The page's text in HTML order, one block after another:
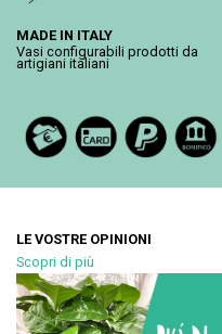
MADE IN ITALY
Vasi configurabili prodotti da
artigiani italiani
LE VOSTRE OPINIONI
Scopri di più